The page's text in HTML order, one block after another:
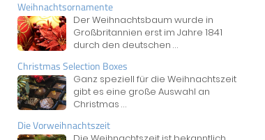
Weihnachtsornamente
Der Weihnachtsbaum wurde in
Großbritannien erst im Jahre 1841
durch den deutschen ...
Christmas Selection Boxes
Ganz speziell für die Weihnachtszeit
gibt es eine große Auswahl an
Christmas ...
Die Vorweihnachtszeit